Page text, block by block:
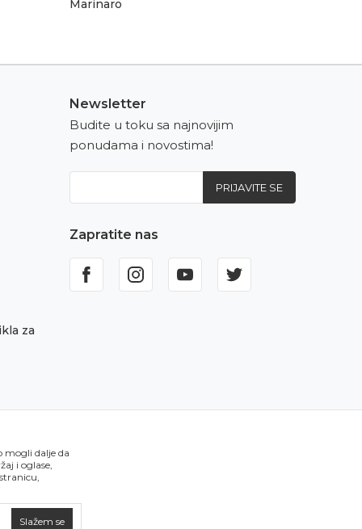
Marinaro
za
Newsletter
Budite u toku sa najnovijim
ponudama i novostima!
PRIJAVITE SE
Zapratite nas
mogli dalje da
i oglase,
Slažem se